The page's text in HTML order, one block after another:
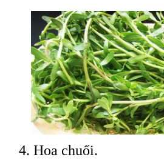
4. Hoa chuối.